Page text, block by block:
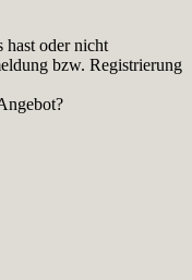
oder nicht
bzw. Registrierung